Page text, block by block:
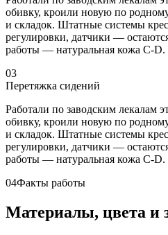
обивку, кроили новую по
и складок. Штатные системы
регулировки, датчики —
работы — натуральная кожа C-D.
03
Перетяжка сидений
Работали по заводским лекалам
обивку, кроили новую по
и складок. Штатные системы
регулировки, датчики —
работы — натуральная кожа C-D.
04Факты работы
Материалы, цвета и